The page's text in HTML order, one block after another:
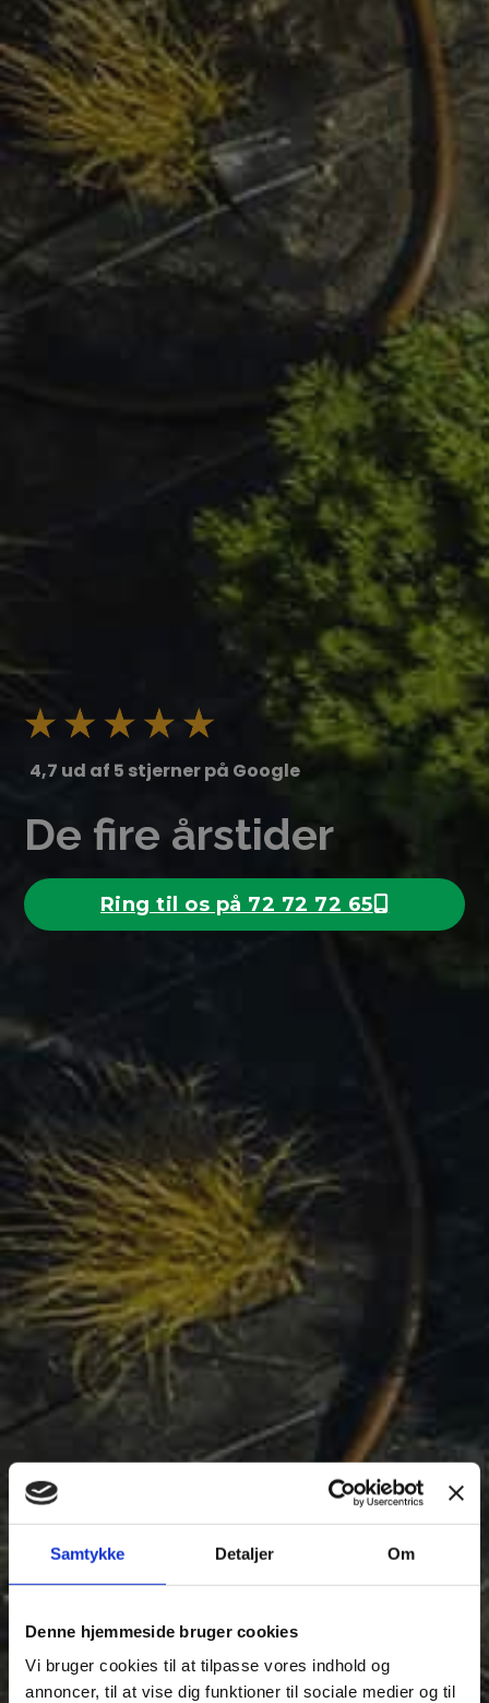
Samtykke Detaljer Om
Denne hjemmeside bruger cookies
Vi bruger cookies til at tilpasse vores indhold og
annoncer, til at vise dig funktioner til sociale medier og til
4,7 ud af 5 stjerner på Google
De fire årstider
Ring til os på 72 72 72 65
Fjern